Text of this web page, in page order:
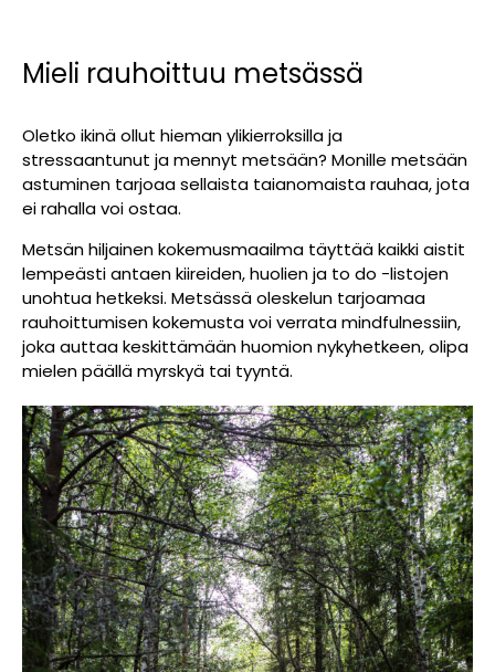
Mieli rauhoittuu metsässä
Oletko ikinä ollut hieman ylikierroksilla ja
stressaantunut ja mennyt metsään? Monille metsään
astuminen tarjoaa sellaista taianomaista rauhaa, jota
ei rahalla voi ostaa.
Metsän hiljainen kokemusmaailma täyttää kaikki aistit
lempeästi antaen kiireiden, huolien ja to do -listojen
unohtua hetkeksi. Metsässä oleskelun tarjoamaa
rauhoittumisen kokemusta voi verrata mindfulnessiin,
joka auttaa keskittämään huomion nykyhetkeen, olipa
mielen päällä myrskyä tai tyyntä.